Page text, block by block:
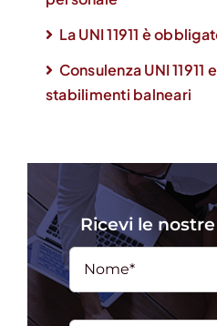
La UNI 11911 è
Consulenza UNI 11911
stabilimenti balneari
Ricevi le